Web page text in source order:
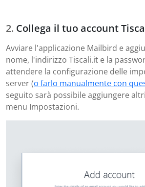
Collega il tuo account
Avviare l'applicazione Mailbird e
nome, l'indirizzo Tiscali.it e la
attendere la configurazione delle
server (o farlo manualmente con
seguito sarà possibile aggiungere
menu Impostazioni.